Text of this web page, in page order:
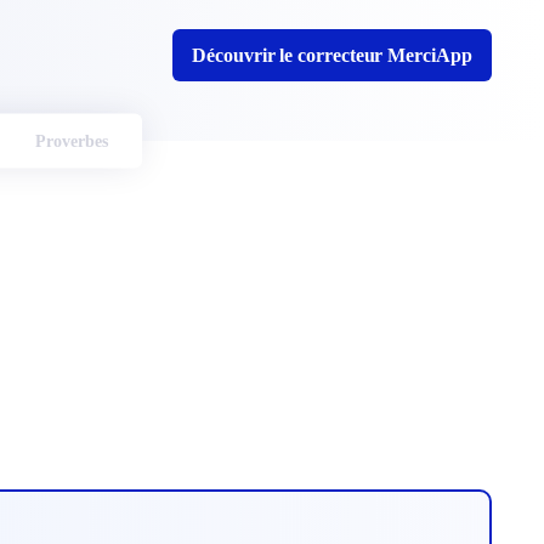
Découvrir le correcteur MerciApp
Proverbes